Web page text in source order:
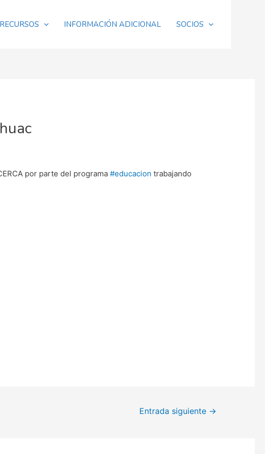
RECURSOS INFORMACIÓN ADICIONAL SOCIOS
por parte del programa#educacion trabajando
Entrada siguiente →